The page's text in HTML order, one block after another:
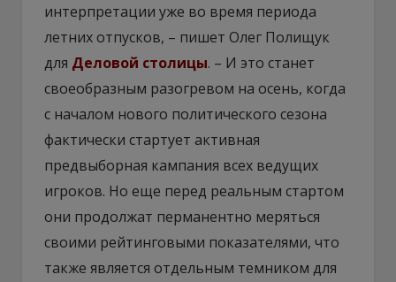
интерпретации уже во время периода
летних отпусков, – пишет Олег Полищук
для Деловой столицы. – И это станет
своеобразным разогревом на осень, когда
с началом нового политического сезона
фактически стартует активная
предвыборная кампания всех ведущих
игроков. Но еще перед реальным стартом
они продолжат перманентно меряться
своими рейтинговыми показателями, что
также является отдельным темником для